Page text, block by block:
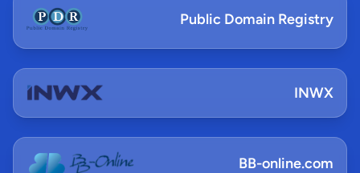
Public Domain Registry
INWX
BB-online.com